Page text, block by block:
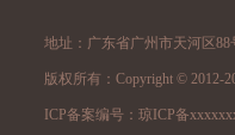
地址：广东省广州市天河区
版权所有：Copyright © 2012-
ICP备案编号： 琼ICP备